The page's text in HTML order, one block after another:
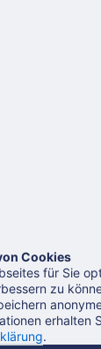
UB Mannheim
Cookies
für Sie
zu
erhalten
.